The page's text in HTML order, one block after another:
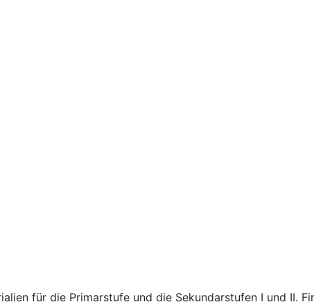
für die Primarstufe und die Sekundarstufen I und II.